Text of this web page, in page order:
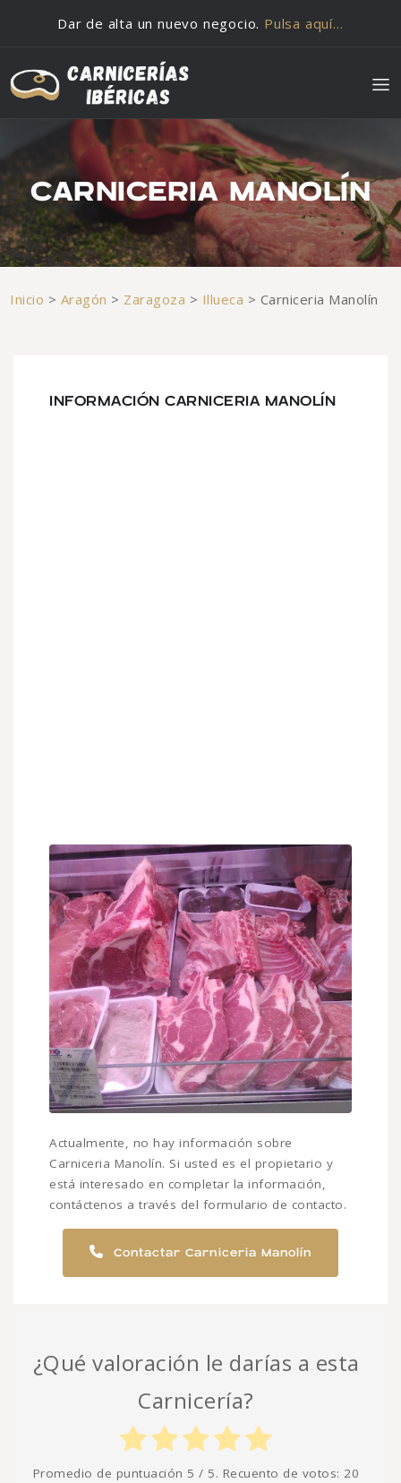
Dar de alta un nuevo negocio. Pulsa aquí…
CARNICERIA MANOLÍN
Inicio > Aragón > Zaragoza > Illueca > Carniceria Manolín
INFORMACIÓN CARNICERIA MANOLÍN
Actualmente, no hay información sobre
Carniceria Manolín. Si usted es el propietario y
está interesado en completar la información,
contáctenos a través del formulario de contacto.
Contactar Carniceria Manolín
¿Qué valoración le darías a esta
Carnicería?
Promedio de puntuación 5 / 5. Recuento de votos: 20